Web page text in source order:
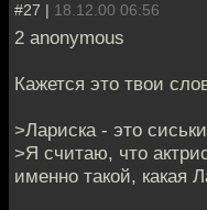
#27 | 18.12.00 06:56
2 anonymous
Кажется это твои
>Лариска - это
>Я считаю, что
именно такой, какая